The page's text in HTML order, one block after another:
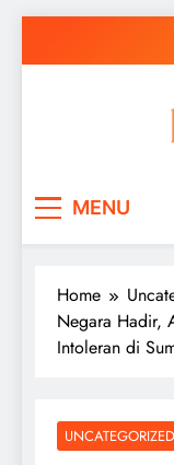
MENU
Home
Negara Hadir,
Intoleran di
UNCATEGORIZED